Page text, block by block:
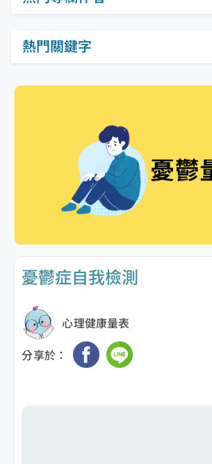
憂鬱症自我檢測
心理健康量表
分享於：
熱門關鍵字